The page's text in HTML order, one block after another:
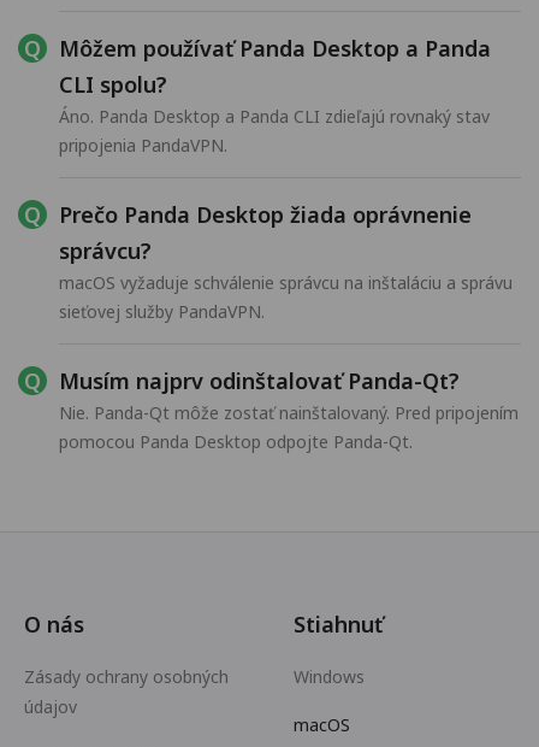
Môžem používať Panda Desktop a Panda
CLI spolu?
Áno. Panda Desktop a Panda CLI zdieľajú rovnaký stav
pripojenia PandaVPN.
Prečo Panda Desktop žiada oprávnenie
správcu?
macOS vyžaduje schválenie správcu na inštaláciu a správu
sieťovej služby PandaVPN.
Musím najprv odinštalovať Panda-Qt?
Nie. Panda-Qt môže zostať nainštalovaný. Pred pripojením
pomocou Panda Desktop odpojte Panda-Qt.
O nás
Zásady ochrany osobných
údajov
Stiahnuť
Windows
macOS